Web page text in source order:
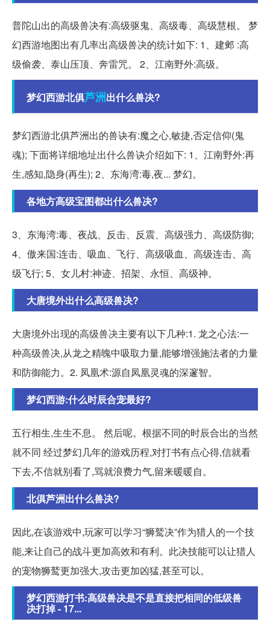
普陀山出的高级兽决有:高级驱鬼、高级毒、高级慧根。 梦
幻西游地图出有几率出高级兽决的统计如下: 1、建邺 :高
级偷袭、泰山压顶、奔雷咒。 2、江南野外:高级。
梦幻西游北俱芦洲出什么兽决?
梦幻西游北俱芦洲出的兽诀有:魔之心,敏捷,否定信仰(鬼
魂); 下面将详细地址出什么兽诀介绍如下: 1、江南野外:再
生,感知,隐身(再生); 2、东海湾:毒,夜... 梦幻。
各地方高级宝图都出什么兽决?
3、东海湾:毒、夜战、反击、反震、高级强力、高级防御;
4、傲来国:连击、吸血、飞行、高级吸血、高级连击、高
级飞行; 5、女儿村:神迹、招架、永恒、高级神。
大唐境外出什么高级兽决?
大唐境外出现的高级兽决主要有以下几种:1. 龙之心法:一
种高级兽决,从龙之精魄中吸取力量,能够增强施法者的力量
和防御能力。2. 凤凰术:源自凤凰灵魂的深邃智。
梦幻西游:什么时辰合宠最好?
五行相生,生生不息。 然后呢。根据不同的时辰合出的当然
就不同 经过梦幻几年的游戏历程,对打书有点心得,信就看
下去,不信就别看了,骂就浪费力气,留来暖暖自。
北俱芦洲出什么兽决?
因此,在该游戏中,玩家可以学习“狮鹫决”作为猎人的一个技
能,来让自己的战斗更加高效和有利。此决技能可以让猎人
的宠物狮鹫更加强大,攻击更加凶猛,甚至可以。
梦幻西游打书:高级兽决是不是直接把相同的低级兽
决打掉 - 17...